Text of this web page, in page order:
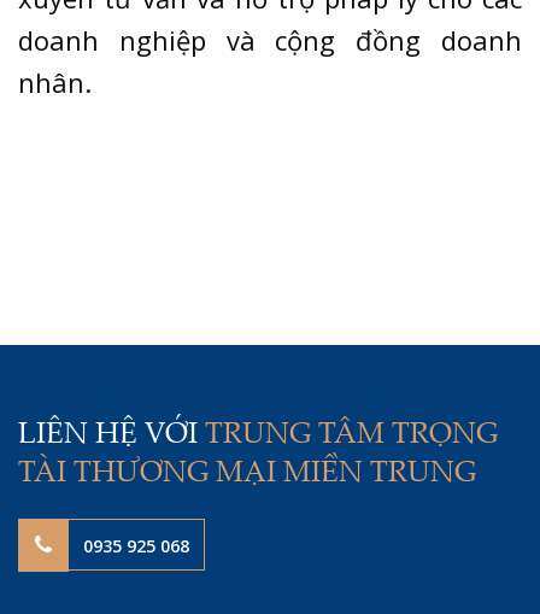
doanh nghiệp và cộng đồng doanh
nhân.
LIÊN HỆ VỚI TRUNG TÂM TRỌNG
TÀI THƯƠNG MẠI MIỀN TRUNG
0935 925 068